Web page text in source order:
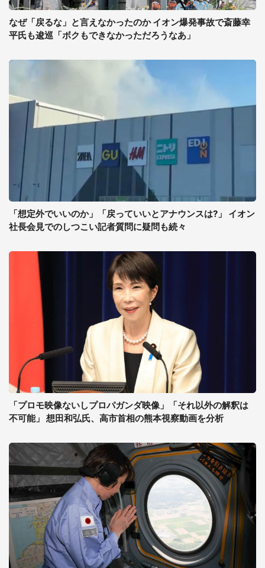
なぜ「戻るな」と言えなかったのか イオン爆発事故で斎藤幸
平氏も逡巡「ボクもできなかっただろうなあ」
「想定外でいいのか」「戻っていいとアナウンスは?」 イオン
社長会見でのしつこい記者質問に疑問も続々
「プロモ映像ないしプロパガンダ映像」「それ以外の解釈は
不可能」 想田和弘氏、高市首相の熊本視察動画を分析